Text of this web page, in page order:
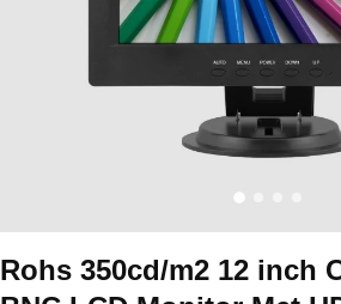
Rohs 350cd/m2 12 inch